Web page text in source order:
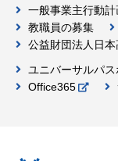
一般事業主行動計
教職員の募集
公益財団法人日
ユニバーサルパス
Office365